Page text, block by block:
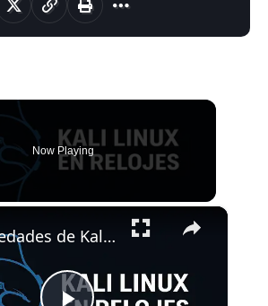
Now Playing
×
¡Novedades de Kali Linux 2025.2!